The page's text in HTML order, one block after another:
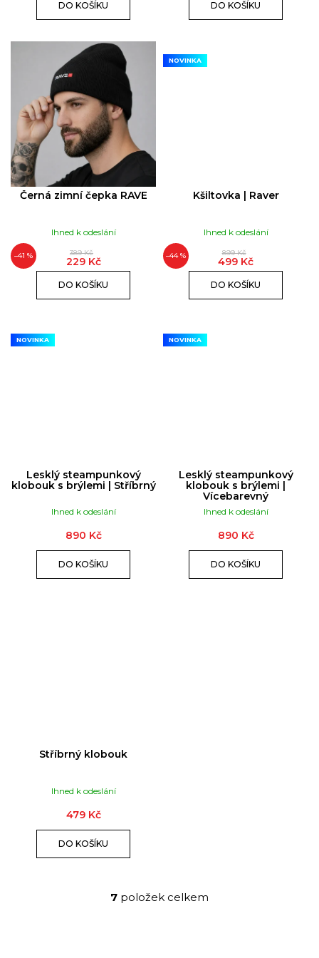
DO KOŠÍKU DO KOŠÍKU
–41 %
Černá zimní čepka RAVE
Ihned k odeslání
389 Kč
229 Kč
DO KOŠÍKU
NOVINKA
–44 %
Kšiltovka | Raver
Ihned k odeslání
899 Kč
499 Kč
DO KOŠÍKU
NOVINKA
Lesklý steampunkový
klobouk s brýlemi | Stříbrný
Ihned k odeslání
890 Kč
DO KOŠÍKU
NOVINKA
Lesklý steampunkový
klobouk s brýlemi |
Vícebarevný
Ihned k odeslání
890 Kč
DO KOŠÍKU
Stříbrný klobouk
Ihned k odeslání
479 Kč
DO KOŠÍKU
O
7 položek celkem